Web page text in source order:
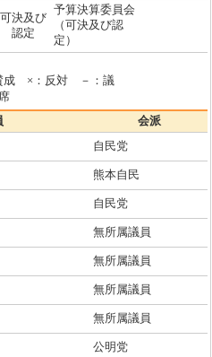
可決及び
認定
予算決算委員会
（可決及び認
定）
成 ×：反対 －：議
会派
自民党
熊本自民
自民党
無所属議員
無所属議員
無所属議員
無所属議員
公明党